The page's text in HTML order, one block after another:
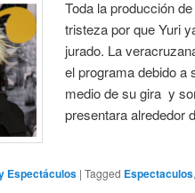
Toda la producción
tristeza por que Yuri
jurado. La
el programa debido a
medio de su gira y
presentara alrededor
Espectáculos |Tagged Espectaculos